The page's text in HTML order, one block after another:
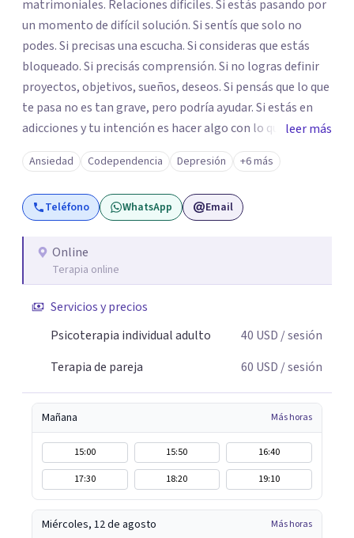
matrimoniales. Relaciones dificiles. Si estás pasando por
un momento de difícil solución. Si sentís que solo no
podes. Si precisas una escucha. Si consideras que estás
bloqueado. Si precisás comprensión. Si no logras definir
proyectos, objetivos, sueños, deseos. Si pensás que lo que
te pasa no es tan grave, pero podría ayudar. Si estás en
adicciones y tu intención es hacer algo con lo que te está
pasando. No dudes en comunicarte a fin de comenzar a
resolver la situación que está generando esa angustia.
leer más
Ansiedad Codependencia Depresión +6 más
Teléfono WhatsApp Email
Online
Terapia online
Servicios y precios
Psicoterapia individual adulto
40 USD / sesión
Terapia de pareja
60 USD / sesión
Mañana Más horas
15:00 15:50
16:40
17:30
18:20 19:10
Miércoles, 12 de agosto Más horas